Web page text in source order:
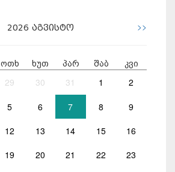
2026 აგვისტო >>
ოთხ ხუთ პარ შაბ კვი
29 30 31 1 2
5 6 7 8 9
12 13 14 15 16
19 20 21 22 23